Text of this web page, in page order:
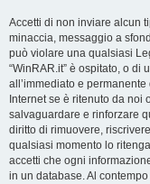
Accetti di non inviare alcun
minaccia, messaggio a
può violare una qualsiasi
“WinRAR.it” è ospitato, o
all’immediato e
Internet se è ritenuto da noi
salvaguardare e rinforzare
diritto di rimuovere,
qualsiasi momento lo
accetti che ogni
in un database. Al